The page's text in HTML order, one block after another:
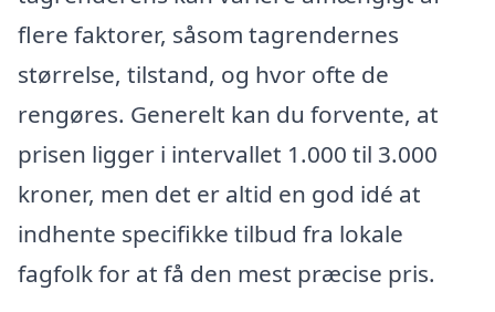
flere faktorer, såsom tagrendernes
størrelse, tilstand, og hvor ofte de
rengøres. Generelt kan du forvente, at
prisen ligger i intervallet 1.000 til 3.000
kroner, men det er altid en god idé at
indhente specifikke tilbud fra lokale
fagfolk for at få den mest præcise pris.